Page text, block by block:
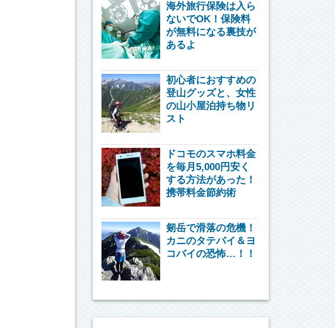
海外旅行保険は入ら
ないでOK！保険料
が無料になる裏技が
あるよ
初心者におすすめの
登山グッズと、女性
の山小屋泊持ち物リ
スト
ドコモのスマホ料金
を毎月5,000円安く
する方法があった！
携帯料金節約術
剱岳で滑落の危機！
カニのタテバイ＆ヨ
コバイの恐怖…！！